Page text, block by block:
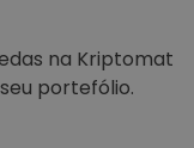
na Kriptomat
portefólio.